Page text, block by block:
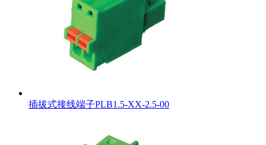
插拔式接线端子PLB1.5-XX-2.5-00